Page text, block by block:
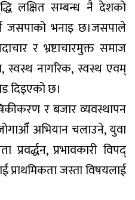
लक्षित सम्बन्ध नै देशको
जसपाको भनाइ छ।जसपाले
र भ्रष्टाचारमुक्त समाज
स्वस्थ नागरिक, स्वस्थ एवम्
दिइएको छ।
र बजार व्यवस्थापन
अभियान चलाउने, युवा
प्रभावकारी विपद्
प्राथमिकता जस्ता विषयलाई